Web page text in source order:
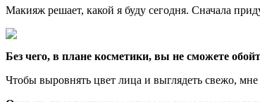
Макияж решает, какой я буду сегодня. Сначала
Без чего, в плане косметики, вы не сможете
Чтобы выровнять цвет лица и выглядеть свежо,